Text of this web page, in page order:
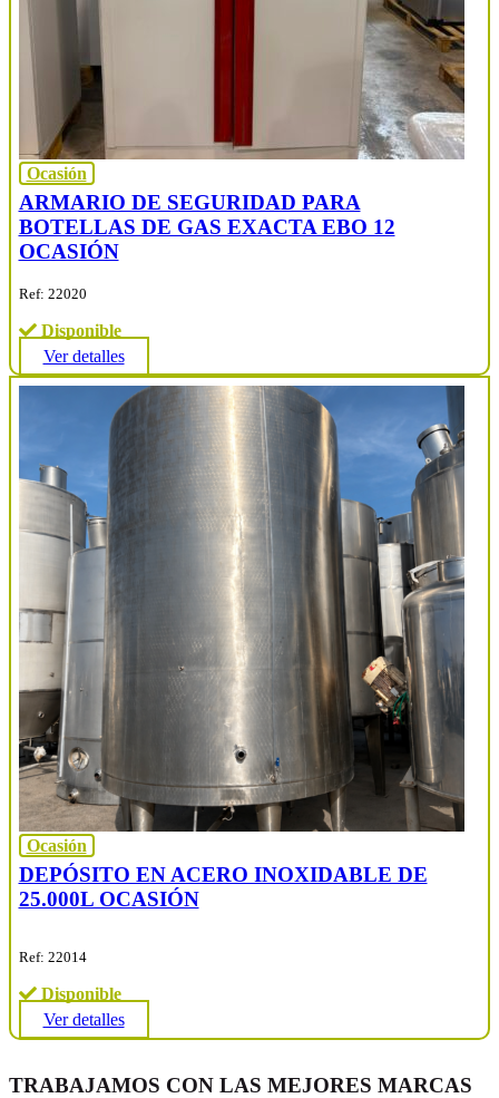
Ocasión
ARMARIO DE SEGURIDAD PARA
BOTELLAS DE GAS EXACTA EBO 12
OCASIÓN
Ref: 22020
Disponible
Ver detalles
Ocasión
DEPÓSITO EN ACERO INOXIDABLE DE
25.000L OCASIÓN
Ref: 22014
Disponible
Ver detalles
TRABAJAMOS CON LAS MEJORES MARCAS